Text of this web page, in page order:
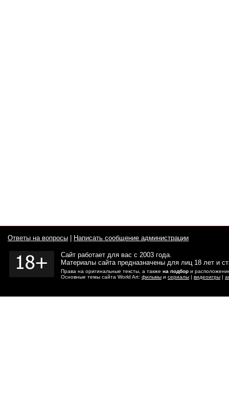
Ответы на вопросы Написать сообщение администрации
Сайт работает для вас с 2003 года.
Материалы сайта предназначены для лиц 18 лет и
Права на оригинальные тексты, а также на подбор и
Основные темы сайта World Art: фильмы и сериалы | видеоигры |